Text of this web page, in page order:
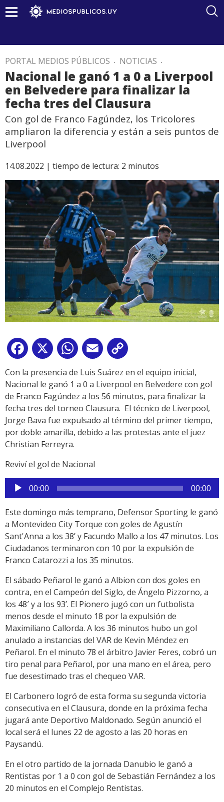
PORTAL MEDIOS PÚBLICOS . NOTICIAS .
Nacional le ganó 1 a 0 a Liverpool
en Belvedere para finalizar la
fecha tres del Clausura
Con gol de Franco Fagúndez, los Tricolores
ampliaron la diferencia y están a seis puntos de
Liverpool
14.08.2022 | tiempo de lectura: 2 minutos
Facebook
X WhatsApp
Email
Link
Con la presencia de Luis Suárez en el equipo inicial,
Nacional le ganó 1 a 0 a Liverpool en Belvedere con gol
de Franco Fagúndez a los 56 minutos, para finalizar la
fecha tres del torneo Clausura. El técnico de Liverpool,
Jorge Bava fue expulsado al término del primer tiempo,
por doble amarilla, debido a las protestas ante el juez
Christian Ferreyra.
Reviví el gol de Nacional
Reproductor
de
audio
00:00 00:00
Este domingo más temprano, Defensor Sporting le ganó
a Montevideo City Torque con goles de Agustín
Sant'Anna a los 38’ y Facundo Mallo a los 47 minutos. Los
Ciudadanos terminaron con 10 por la expulsión de
Franco Catarozzi a los 35 minutos.
El sábado Peñarol le ganó a Albion con dos goles en
contra, en el Campeón del Siglo, de Ángelo Pizzorno, a
los 48′ y a los 93’. El Pionero jugó con un futbolista
menos desde el minuto 18 por la expulsión de
Maximiliano Callorda. A los 36 minutos hubo un gol
anulado a instancias del VAR de Kevin Méndez en
Peñarol. En el minuto 78 el árbitro Javier Feres, cobró un
tiro penal para Peñarol, por una mano en el área, pero
fue desestimado tras el chequeo VAR.
El Carbonero logró de esta forma su segunda victoria
consecutiva en el Clausura, donde en la próxima fecha
jugará ante Deportivo Maldonado. Según anunció el
local será el lunes 22 de agosto a las 20 horas en
Paysandú.
En el otro partido de la jornada Danubio le ganó a
Rentistas por 1 a 0 con gol de Sebastián Fernández a los
20 minutos en el Complejo Rentistas.